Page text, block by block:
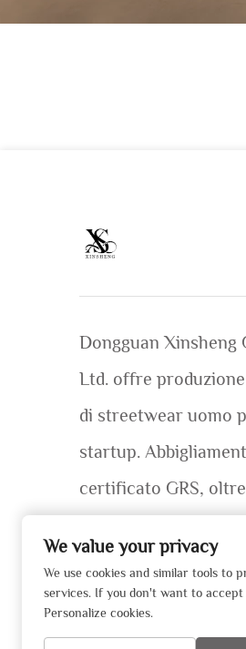
Dongguan Xinsheng
Ltd. offre
di streetwear uomo
startup.
certificato GRS,
giorni). Richiedi un
stesso!
We value your privacy
We use cookies and similar tools to
services. If you don't want to accept
Personalize cookies.